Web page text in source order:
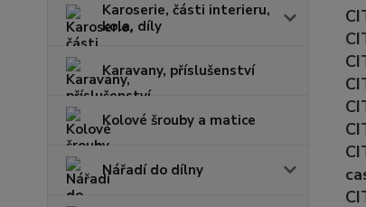
Karoserie, části interieru,
kola, díly
Karavany, příslušenství
Kolové šrouby a matice
Nářadí do dílny